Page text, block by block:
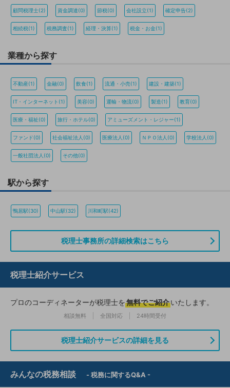
顧問税理士(2) 資金調達(0) 節税(0) 会社設立(1) 確定申告(2)
相続税(1) 税務調査(1) 経理・決算(1) 税金・お金(1)
業種から探す
不動産(1) 金融(0) 飲食(1) 流通・小売(1) 建設・建築(1)
IT・インターネット(1) 美容(0) 運輸・物流(0) 製造(1) 教育(0)
医療・福祉(0) 旅行・ホテル(0) アミューズメント・レジャー(1)
ファンド(0) 社会福祉法人(0) 医療法人(0) ＮＰＯ法人(0) 学校法人(0)
一般社団法人(0) その他(0)
駅から探す
鴨居駅(30) 中山駅(32) 川和町駅(42)
税理士事務所の詳細検索はこちら
税理士紹介サービス
プロのコーディネーターが税理士を無料でご紹介いたします。
相談無料 全国対応 24時間受付
税理士紹介サービスの詳細を見る
みんなの税務相談 - 税務に関するQ&A -